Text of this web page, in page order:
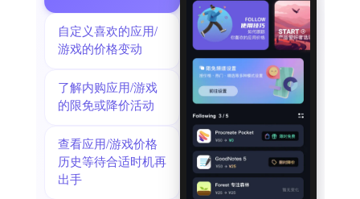
自定义喜欢的应用/
游戏的价格变动
了解内购应用/游戏
的限免或降价活动
查看应用/游戏价格
历史等待合适时机再
出手